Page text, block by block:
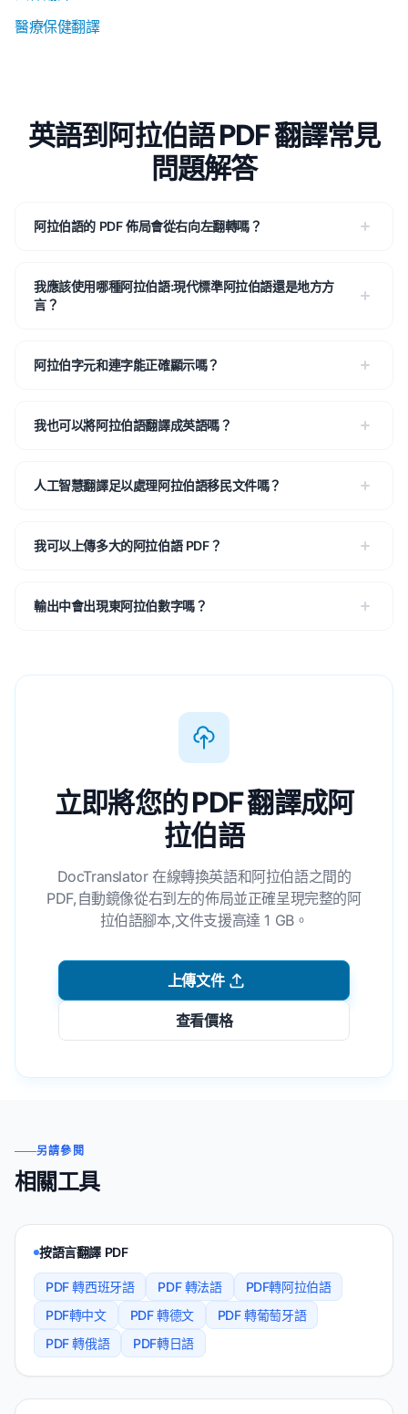
醫療保健翻譯
英語到阿拉伯語 PDF 翻譯常見
問題解答
阿拉伯語的 PDF 佈局會從右向左翻轉嗎？
我應該使用哪種阿拉伯語:現代標準阿拉伯語還是地方方
言？
阿拉伯字元和連字能正確顯示嗎？
我也可以將阿拉伯語翻譯成英語嗎？
人工智慧翻譯足以處理阿拉伯語移民文件嗎？
我可以上傳多大的阿拉伯語 PDF？
輸出中會出現東阿拉伯數字嗎？
立即將您的 PDF 翻譯成阿
拉伯語
DocTranslator 在線轉換英語和阿拉伯語之間的
PDF,自動鏡像從右到左的佈局並正確呈現完整的阿
拉伯語腳本,文件支援高達 1 GB。
上傳文件
查看價格
另請參閱
相關工具
按語言翻譯 PDF
PDF 轉西班牙語 PDF 轉法語
PDF轉阿拉伯語
PDF轉中文
PDF 轉德文
PDF 轉葡萄牙語
PDF 轉俄語
PDF轉日語